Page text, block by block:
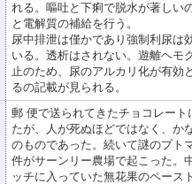
れる。嘔吐と下痢で脱水が著しい
と電解質の補給を行う。
尿中排泄は僅かであり強制利尿は
いる。透析はされない。遊離ヘモ
止のため、尿のアルカリ化が有効
るの記載が見られる。
郵 便で送られてきたチョコレー
たが、人が死ぬほどではなく、か
のものであった。続いて謎のプト
件がサーンリー農場で起こった。
ッチに入っていた無花果のペース